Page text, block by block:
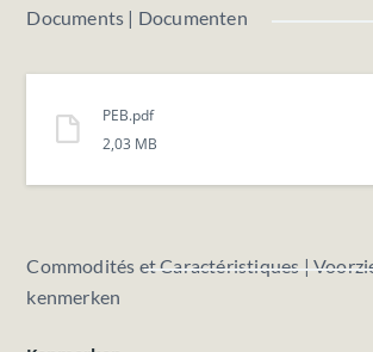
Documents | Documenten
PEB.pdf
2,03 MB
Commodités et Caractéristiques |
kenmerken